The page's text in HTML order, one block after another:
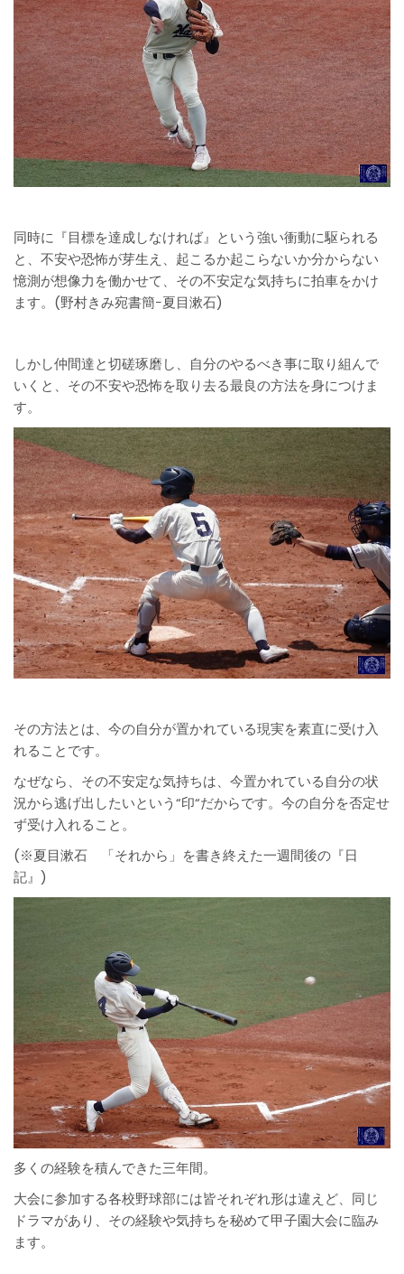
同時に『目標を達成しなければ』という強い衝動に駆られる
と、不安や恐怖が芽生え、起こるか起こらないか分からない
憶測が想像力を働かせて、その不安定な気持ちに拍車をかけ
ます。(野村きみ宛書簡ｰ夏目漱石)
しかし仲間達と切磋琢磨し、自分のやるべき事に取り組んで
いくと、その不安や恐怖を取り去る最良の方法を身につけま
す。
その方法とは、今の自分が置かれている現実を素直に受け入
れることです。
なぜなら、その不安定な気持ちは、今置かれている自分の状
況から逃げ出したいという“印“だからです。今の自分を否定せ
ず受け入れること。
(※夏目漱石 「それから」を書き終えた一週間後の『日
記』)
多くの経験を積んできた三年間。
大会に参加する各校野球部には皆それぞれ形は違えど、同じ
ドラマがあり、その経験や気持ちを秘めて甲子園大会に臨み
ます。